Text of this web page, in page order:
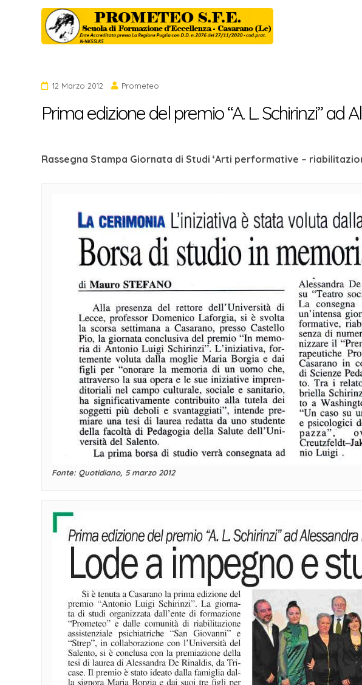
contenuto
12 Marzo 2012 Prometeo
Prima edizione del premio “A. L. Schirinzi” ad
Rassegna Stampa Giornata di Studi ‘Arti performative –
Fonte: Quotidiano, 5 marzo 2012